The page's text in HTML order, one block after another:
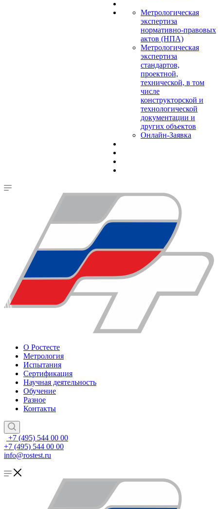
Метрологическая
экспертиза
нормативно-правовых
актов (НПА)
Метрологическая
экспертиза
стандартов,
проектной,
технической, в том
числе
конструкторской и
технологической
документации и
других объектов
Онлайн-Заявка
О Ростесте
Метрология
Испытания
Сертификация
Научная деятельность
Обучение
Разное
Контакты
+7 (495) 544 00 00
+7 (495) 544 00 00
info@rostest.ru